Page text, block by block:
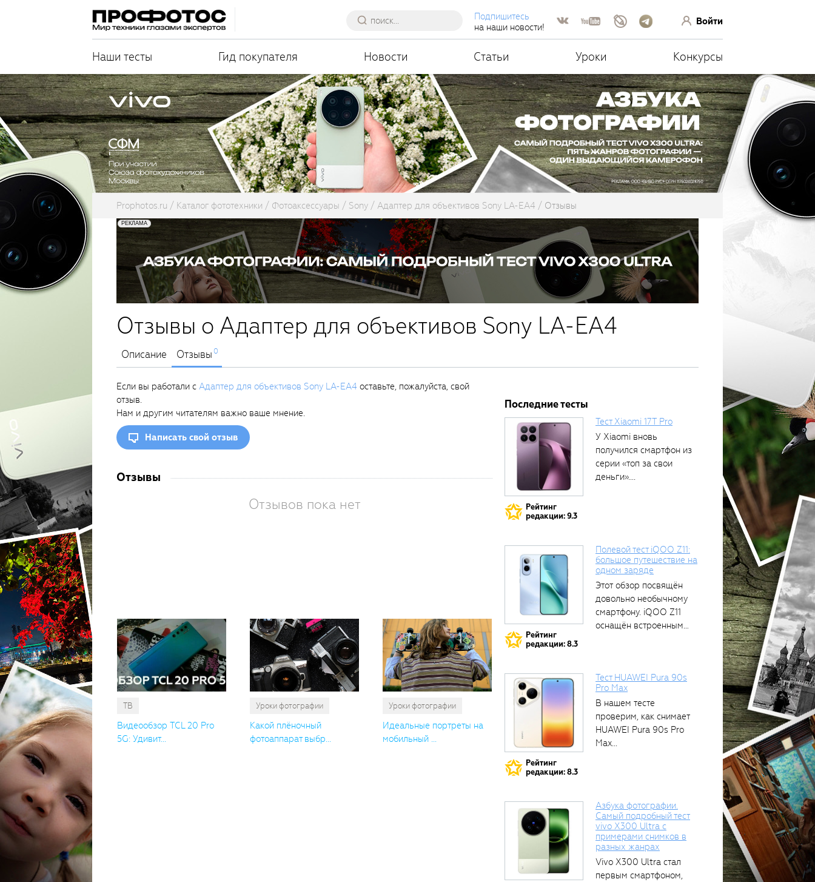
Подпишитесь
на наши новости!
Войти
Наши тесты Гид покупателя Новости Статьи Уроки Конкурсы
Prophotos.ru Каталог фототехники Фотоаксессуары Sony Адаптер для объективов Sony LA-EA4 Отзывы
Отзывы о Адаптер для объективов Sony LA-EA4
Описание Отзывы0
Если вы работали с Адаптер для объективов Sony LA-EA4 оставьте, пожалуйста, свой
отзыв.
Нам и другим читателям важно ваше мнение.
Написать свой отзыв
Отзывы
Отзывов пока нет
также
понравится
ТВ
Видеообзор TCL 20 Pro
5G: Удивит...
Уроки фотографии
Какой плёночный
фотоаппарат выбр...
Уроки фотографии
Идеальные портреты на
мобильный ...
Последние тесты
Рейтинг
редакции: 9.3
Тест Xiaomi 17T Pro
У Xiaomi вновь
получился смартфон из
серии «топ за свои
деньги»....
Рейтинг
редакции: 8.3
Полевой тест iQOO Z11:
большое путешествие на
одном заряде
Этот обзор посвящён
довольно необычному
смартфону. iQOO Z11
оснащён встроенным
Рейтинг
редакции: 8.3
Тест HUAWEI Pura 90s
Pro Max
В нашем тесте
проверим, как снимает
HUAWEI Pura 90s Pro
Max...
Азбука фотографии.
Самый подробный тест
vivo X300 Ultra с
примерами снимков в
разных жанрах
Vivo X300 Ultra стал
первым смартфоном,